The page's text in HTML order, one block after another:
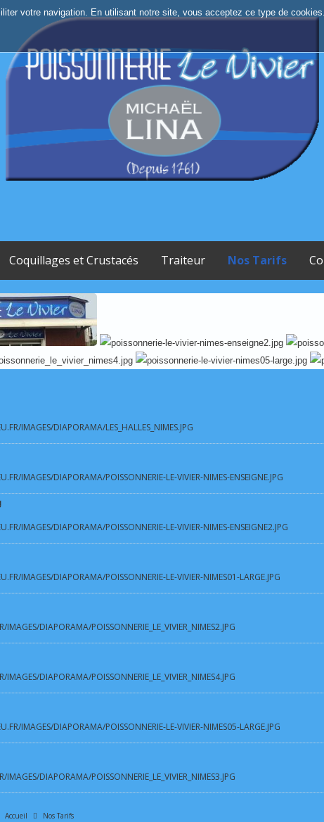
Coquillages et Crustacés Traiteur Nos Tarifs
IMAGES/DIAPORAMA/LES_HALLES_NIMES.JPG
IMAGES/DIAPORAMA/POISSONNERIE-LE-VIVIER-NIMES-ENSEIGNE.JPG
IMAGES/DIAPORAMA/POISSONNERIE-LE-VIVIER-NIMES-ENSEIGNE2.JPG
IMAGES/DIAPORAMA/POISSONNERIE-LE-VIVIER-NIMES01-LARGE.JPG
IMAGES/DIAPORAMA/POISSONNERIE_LE_VIVIER_NIMES2.JPG
IMAGES/DIAPORAMA/POISSONNERIE_LE_VIVIER_NIMES4.JPG
IMAGES/DIAPORAMA/POISSONNERIE-LE-VIVIER-NIMES05-LARGE.JPG
IMAGES/DIAPORAMA/POISSONNERIE_LE_VIVIER_NIMES3.JPG
Accueil Nos Tarifs
votre navigation. En utilisant notre site, vous acceptez ce type de cookies.